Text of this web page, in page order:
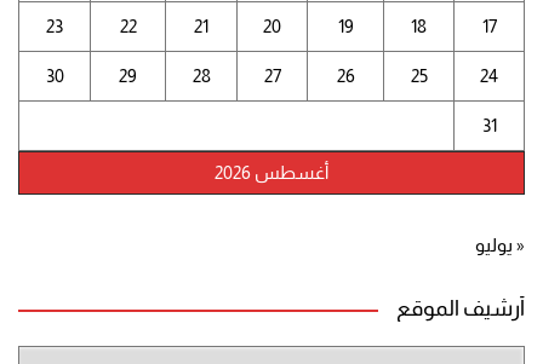
أغسطس 2026
17
18
19
20
21
22
23
24
25
26
27
28
29
30
31
« يوليو
أرشيف الموقع